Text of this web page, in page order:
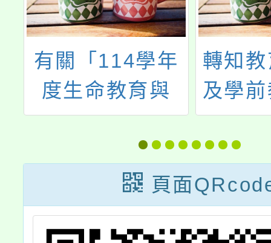
轉知教育部國民
及學前教育署函
有關生命教育專
業發展中心
(LEPDC)將於
112年9月至10
月辦理112年度
「114
中小
資訊
研習-
頁面